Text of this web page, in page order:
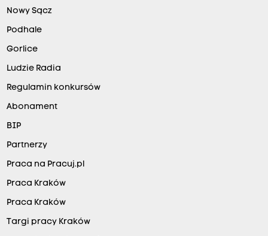
Nowy Sącz
Podhale
Gorlice
Ludzie Radia
Regulamin konkursów
Abonament
BIP
Partnerzy
Praca na Pracuj.pl
Praca Kraków
Praca Kraków
Targi pracy Kraków